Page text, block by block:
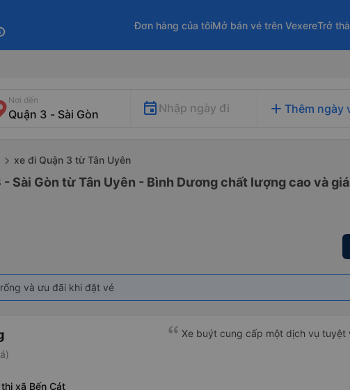
Đơn hàng của tôiMở bán vé trên VexereTrở
Nơi đến
Nhập ngày đi add Thêm ngày
xe đi Quận 3 từ Tân Uyên
Sài Gòn từ Tân Uyên - Bình Dương chất lượng cao và
và ưu đãi khi đặt vé
xã Bến Cát
Xe buýt cung cấp một dịch vụ tuyệt